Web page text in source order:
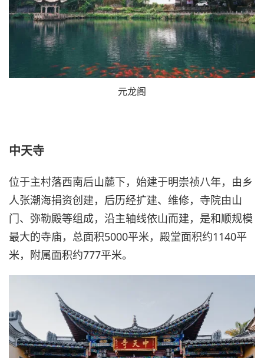
元龙阁
中天寺
位于主村落西南后山麓下，始建于明崇祯八年，由乡
人张潮海捐资创建，后历经扩建、维修，寺院由山
门、弥勒殿等组成，沿主轴线依山而建，是和顺规模
最大的寺庙，总面积5000平米，殿堂面积约1140平
米，附属面积约777平米。